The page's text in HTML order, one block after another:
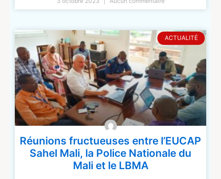
ACTUALITÉ
Réunions fructueuses entre l’EUCAP
Sahel Mali, la Police Nationale du
Mali et le LBMA